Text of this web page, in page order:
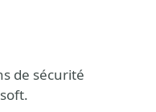
de sécurité